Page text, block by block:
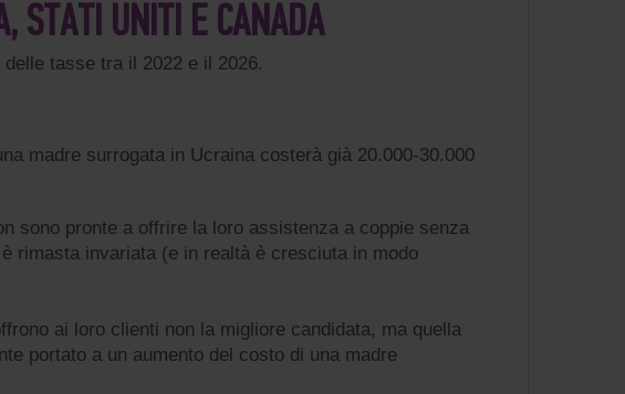
STATI UNITI E CANADA
tasse tra il 2022 e il 2026.
madre surrogata in Ucraina costerà già 20.000-30.000
sono pronte a offrire la loro assistenza a coppie senza
rimasta invariata (e in realtà è cresciuta in modo
ai loro clienti non la migliore candidata, ma quella
portato a un aumento del costo di una madre